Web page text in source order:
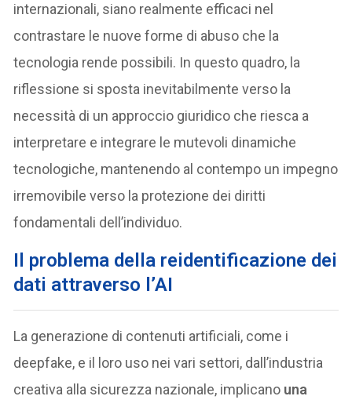
internazionali, siano realmente efficaci nel
contrastare le nuove forme di abuso che la
tecnologia rende possibili. In questo quadro, la
riflessione si sposta inevitabilmente verso la
necessità di un approccio giuridico che riesca a
interpretare e integrare le mutevoli dinamiche
tecnologiche, mantenendo al contempo un impegno
irremovibile verso la protezione dei diritti
fondamentali dell’individuo.
Il problema della reidentificazione dei
dati attraverso l’AI
La generazione di contenuti artificiali, come i
deepfake, e il loro uso nei vari settori, dall’industria
creativa alla sicurezza nazionale, implicano una